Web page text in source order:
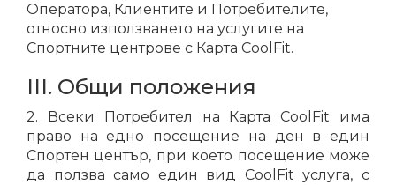
Оператора, Клиентите и Потребителите,
относно използването на услугите на
Спортните центрове с Карта CoolFit.
III. Общи положения
2. Всеки Потребител на Карта CoolFit има
право на едно посещение на ден в един
Спортен център, при което посещение може
да ползва само един вид CoolFit услуга, с